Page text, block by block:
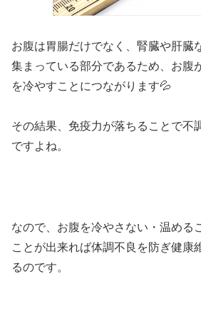
お腹は胃腸だけでなく、腎臓や肝臓
集まっている部分であるため、お腹
を冷やすことにつながります💦
その結果、免疫力が落ちることで不
ですよね。
なので、お腹を冷やさない・温める
ことが出来れば体調不良を防ぎ健康
るのです。